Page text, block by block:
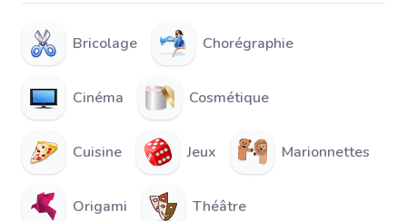
Bricolage Chorégraphie
Cinéma Cosmétique
Cuisine Jeux Marionnettes
Origami Théâtre